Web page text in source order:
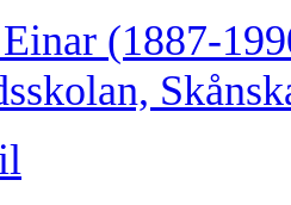
(1887-